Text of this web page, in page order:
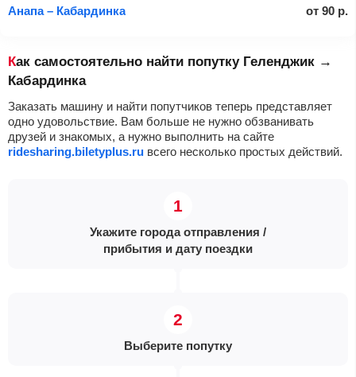
Анапа – Кабардинка
от 90 р.
Как самостоятельно найти попутку Геленджик →
Кабардинка
Заказать машину и найти попутчиков теперь представляет
одно удовольствие. Вам больше не нужно обзванивать
друзей и знакомых, а нужно выполнить на сайте
ridesharing.biletyplus.ru всего несколько простых действий.
Укажите города отправления /
прибытия и дату поездки
Выберите попутку